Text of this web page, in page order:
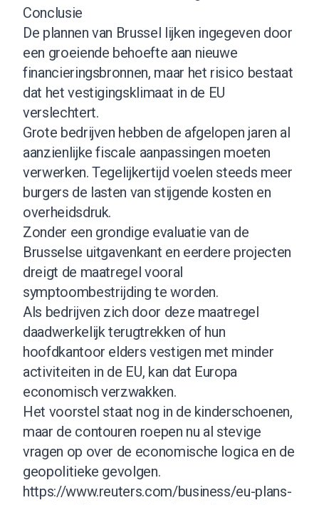
Conclusie
De plannen van Brussel lijken ingegeven door
een groeiende behoefte aan nieuwe
financieringsbronnen, maar het risico bestaat
dat het vestigingsklimaat in de EU
verslechtert.
Grote bedrijven hebben de afgelopen jaren al
aanzienlijke fiscale aanpassingen moeten
verwerken. Tegelijkertijd voelen steeds meer
burgers de lasten van stijgende kosten en
overheidsdruk.
Zonder een grondige evaluatie van de
Brusselse uitgavenkant en eerdere projecten
dreigt de maatregel vooral
symptoombestrijding te worden.
Als bedrijven zich door deze maatregel
daadwerkelijk terugtrekken of hun
hoofdkantoor elders vestigen met minder
activiteiten in de EU, kan dat Europa
economisch verzwakken.
Het voorstel staat nog in de kinderschoenen,
maar de contouren roepen nu al stevige
vragen op over de economische logica en de
geopolitieke gevolgen.
https://www.reuters.com/business/eu-plans-